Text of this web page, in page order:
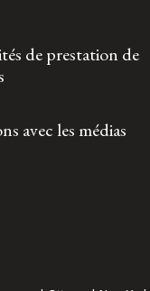
de prestation de
avec les médias